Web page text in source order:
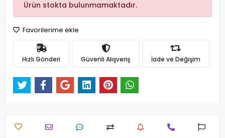
Ürün stokta bulunmamaktadır.
Favorilerime ekle
Hızlı Gönderi Güvenli Alışveriş İade ve Değişim